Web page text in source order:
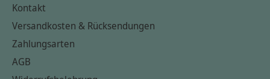
Kontakt
Versandkosten & Rücksendungen
Zahlungsarten
AGB